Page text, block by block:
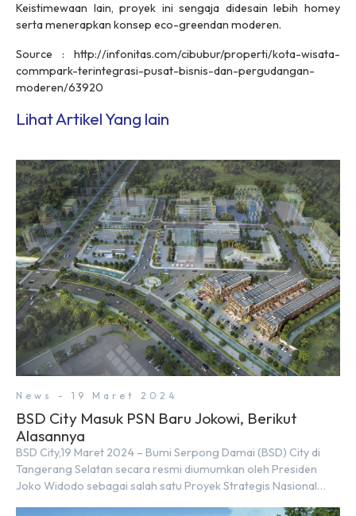
Keistimewaan lain, proyek ini sengaja didesain lebih homey
serta menerapkan konsep eco-greendan moderen.
Source : http://infonitas.com/cibubur/properti/kota-wisata-
commpark-terintegrasi-pusat-bisnis-dan-pergudangan-
moderen/63920
Lihat Artikel Yang lain
News - 19 Maret 2024
BSD City Masuk PSN Baru Jokowi, Berikut
Alasannya
BSD City,19 Maret 2024 – Bumi Serpong Damai (BSD) City di
Tangerang Selatan secara resmi diumumkan oleh Presiden
Joko Widodo sebagai salah satu Proyek Strategis Nasional